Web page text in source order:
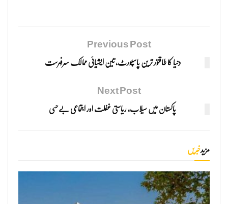
Previous Post
دنیا کا طاقتور ترین پاسپورٹ، تین ایشیائی ممالک سرفہرست
Next Post
پاکستان میں سیلاب، ریاستی غفلت اور اجتماعی بےحسی
مزیدخبریں